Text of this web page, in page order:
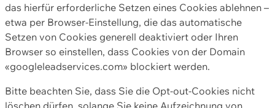
das hierfür erforderliche Setzen eines Cookies ablehnen –
etwa per Browser-Einstellung, die das automatische
Setzen von Cookies generell deaktiviert oder Ihren
Browser so einstellen, dass Cookies von der Domain
«googleleadservices.com» blockiert werden.
Bitte beachten Sie, dass Sie die Opt-out-Cookies nicht